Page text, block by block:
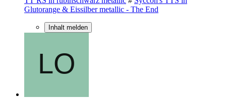
Glutorange & Eissilber metallic - The End
Inhalt melden